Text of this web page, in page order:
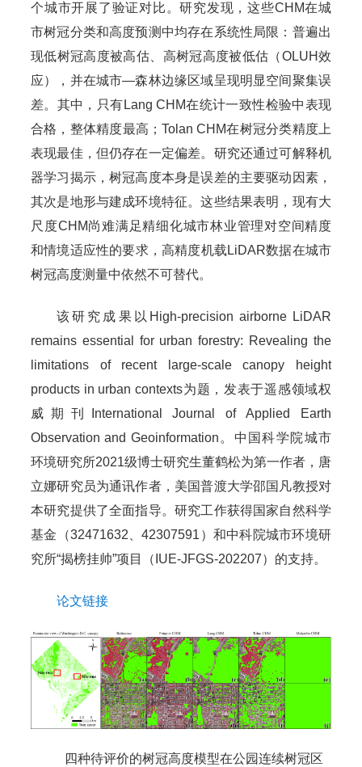
个城市开展了验证对比。研究发现，这些CHM在城
市树冠分类和高度预测中均存在系统性局限：普遍出
现低树冠高度被高估、高树冠高度被低估（OLUH效
应），并在城市—森林边缘区域呈现明显空间聚集误
差。其中，只有Lang CHM在统计一致性检验中表现
合格，整体精度最高；Tolan CHM在树冠分类精度上
表现最佳，但仍存在一定偏差。研究还通过可解释机
器学习揭示，树冠高度本身是误差的主要驱动因素，
其次是地形与建成环境特征。这些结果表明，现有大
尺度CHM尚难满足精细化城市林业管理对空间精度
和情境适应性的要求，高精度机载LiDAR数据在城市
树冠高度测量中依然不可替代。
该研究成果以High-precision airborne LiDAR
remains essential for urban forestry: Revealing the
limitations of recent large-scale canopy height
products in urban contexts为题，发表于遥感领域权
威期刊International Journal of Applied Earth
Observation and Geoinformation。中国科学院城市
环境研究所2021级博士研究生董鹤松为第一作者，唐
立娜研究员为通讯作者，美国普渡大学邵国凡教授对
本研究提供了全面指导。研究工作获得国家自然科学
基金（32471632、42307591）和中科院城市环境研
究所“揭榜挂帅”项目（IUE-JFGS-202207）的支持。
论文链接
四种待评价的树冠高度模型在公园连续树冠区